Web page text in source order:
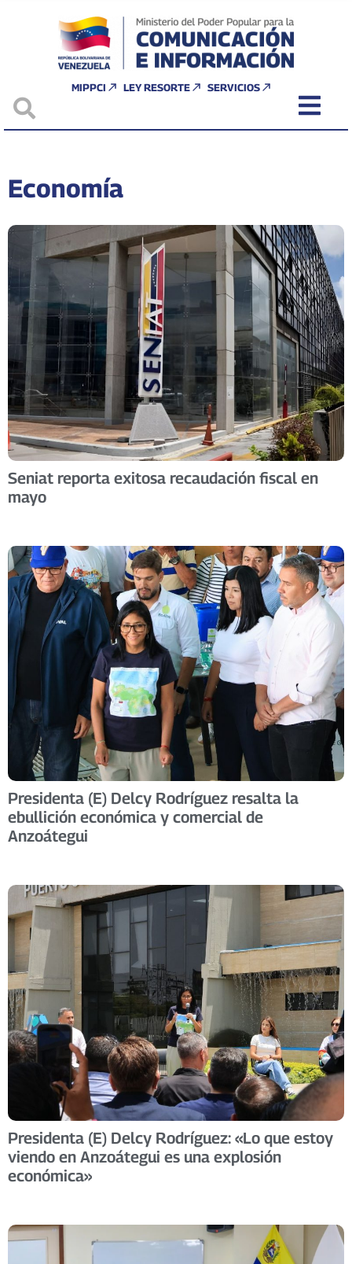
MIPPCI LEY RESORTE SERVICIOS
Economía
Seniat reporta exitosa recaudación fiscal en
mayo
Presidenta (E) Delcy Rodríguez resalta la
ebullición económica y comercial de
Anzoátegui
Presidenta (E) Delcy Rodríguez: «Lo que estoy
viendo en Anzoátegui es una explosión
económica»